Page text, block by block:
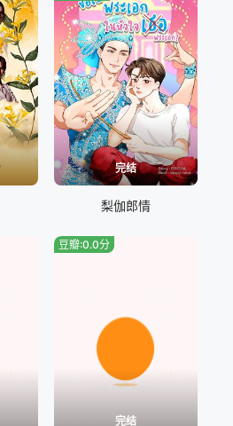
完结
梨伽郎情
完结
豆瓣:0.0分